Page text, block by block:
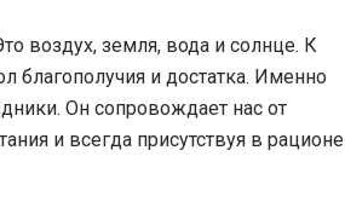
воздух, земля, вода и солнце. К
благополучия и достатка. Именно
Он сопровождает нас от
и всегда присутствуя в рационе